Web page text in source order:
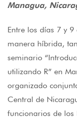
Managua,
Entre los días 7 y
manera híbrida,
seminario
utilizando R” en
organizado
Central de
funcionarios de los